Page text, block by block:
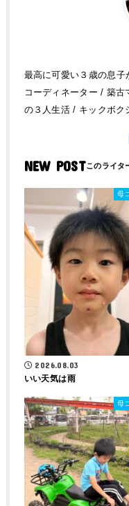
最高に可愛い３歳の息
コーディネーター / 築古
の３人生活 / キックボク
NEW POST
母
2026.08.03
いい天気は雨
母